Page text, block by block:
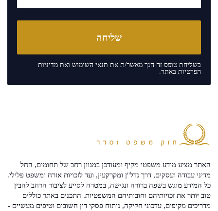
בשליחת טופס זה הנך מאשר/ת את תנאי השימוש ואת מדיניות
הפרטיות באתר.
האתר מציע מידע משפטי מקיף ומעודכן במגוון רחב של תחומים, החל
מדיני עבודה ועסקים, דרך נדל"ן ומקרקעין, ועד לזכויות אזרח ומשפט פלילי.
כל המידע מוגש בשפה ברורה ונגישה, במטרה לסייע לציבור הרחב להבין
טוב יותר את זכויותיהם וחובותיהם המשפטיות. התכנים באתר כוללים
מדריכים מקיפים, עדכוני חקיקה, ניתוח פסקי דין חשובים וטיפים מעשיים -